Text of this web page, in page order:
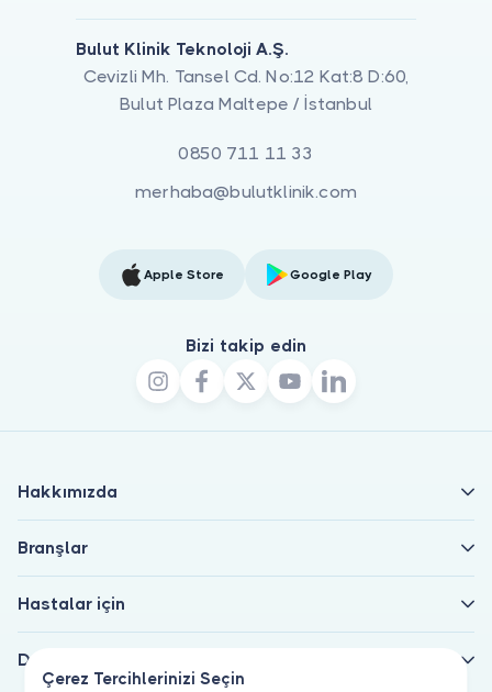
Çerez Tercihlerinizi Seçin
Bulut Klinik Teknoloji A.Ş.
Cevizli Mh. Tansel Cd. No:12 Kat:8 D:60,
Bulut Plaza Maltepe / İstanbul
0850 711 11 33
merhaba@bulutklinik.com
Apple Store Google Play
Bizi takip edin
Hakkımızda
Branşlar
Hastalar için
Doktorlar için